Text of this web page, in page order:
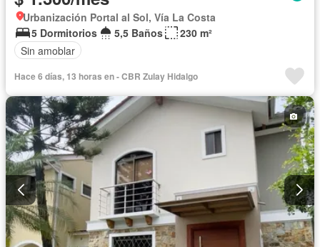
Urbanización Portal al Sol, Vía La Costa
5 Dormitorios
5,5 Baños
230 m²
Sin amoblar
Hace 6 días, 13 horas en - CBR Zulay Hidalgo